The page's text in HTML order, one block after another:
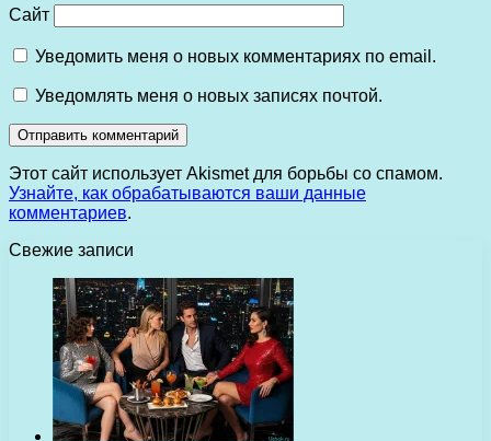
Сайт
Уведомить меня о новых комментариях по email.
Уведомлять меня о новых записях почтой.
Этот сайт использует Akismet для борьбы со спамом.
Узнайте, как обрабатываются ваши данные
комментариев.
Свежие записи